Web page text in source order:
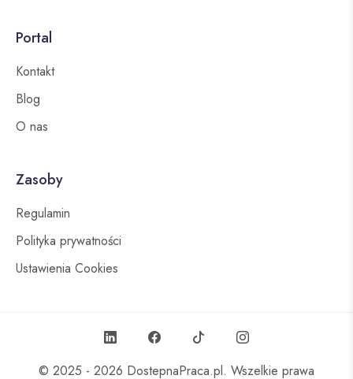
Portal
Kontakt
Blog
O nas
Zasoby
Regulamin
Polityka prywatności
Ustawienia Cookies
© 2025 - 2026 DostepnaPraca.pl. Wszelkie prawa